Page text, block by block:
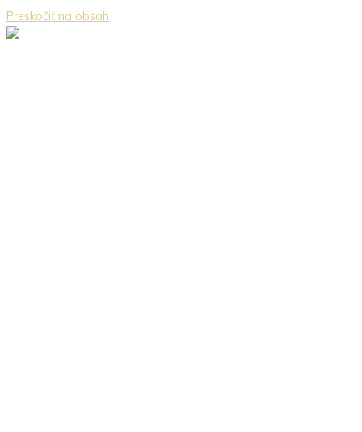
Preskočiť na obsah